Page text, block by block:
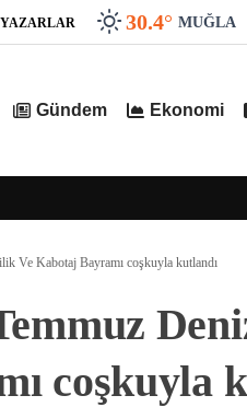
YAZARLAR 30.4° MUĞLA
Gündem Ekonomi
Ve Kabotaj Bayramı coşkuyla kutlandı
coşkuyla